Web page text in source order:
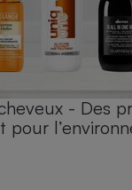
- Des
pour